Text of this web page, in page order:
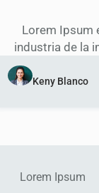
Lorem Ipsum
industria de la
Keny Blanco
Lorem Ipsum